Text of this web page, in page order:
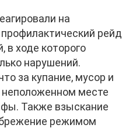
на
рейд
в ходе которого
нарушений.
за купание, мусор и
неположенном месте
Также взыскание
режимом